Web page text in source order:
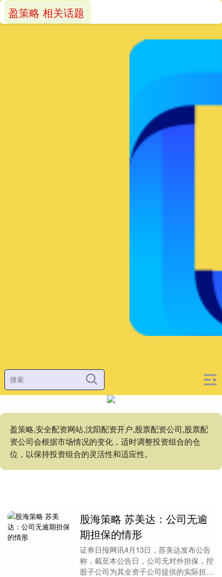
盈策略,安全配资网站,沈阳配资开户,股票配资公司,股票配
资公司会根据市场情况的变化，适时调整投资组合的仓
位，以保持投资组合的灵活性和适应性。
盈策略 相关话题
股海策略 苏美达：公司无逾
期担保的情形
证券日报网讯4月13日，苏美达发布公告
称，截至本公告日，公司无对外担保，控
股子公司为其全资子公司提供的实际担保